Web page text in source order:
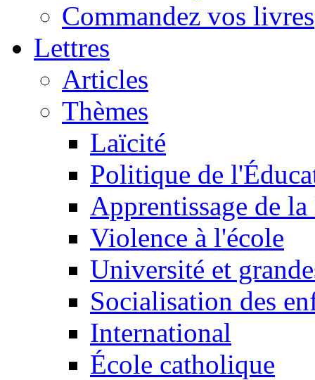
Commandez vos livres
Lettres
Articles
Thèmes
Laïcité
Politique de
Apprentissage de
Violence à l'école
Université et
Socialisation des
International
École catholique